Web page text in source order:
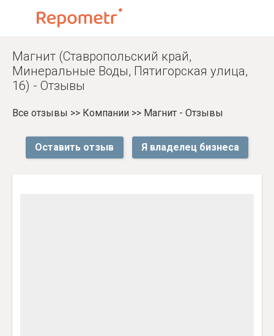
Магнит (Ставропольский край,
Минеральные Воды, Пятигорская улица,
16) - Отзывы
Все отзывы >> Компании >> Магнит - Отзывы
Оставить отзыв Я владелец бизнеса